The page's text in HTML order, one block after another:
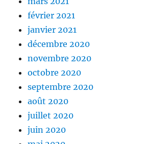
février 2021
janvier 2021
décembre 2020
novembre 2020
octobre 2020
septembre 2020
août 2020
juillet 2020
juin 2020